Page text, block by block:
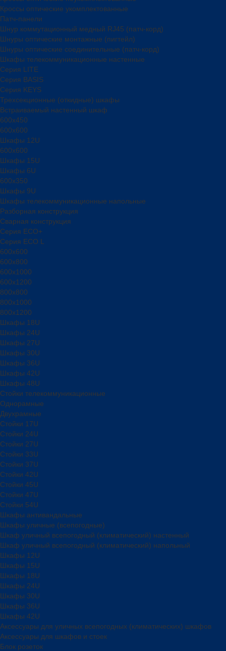
Кроссы оптические укомплектованные
Патч-панели
Шнур коммутационный медный RJ45 (патч-корд)
Шнуры оптические монтажные (пигтейл)
Шнуры оптические соединительные (патч-корд)
Шкафы телекоммуникационные настенные
Cерия LITE
Cерия BASIS
Cерия KEYS
Трехсекционные (откидные) шкафы
Встраиваемый настенный шкаф
600x450
600x600
Шкафы 12U
600x600
Шкафы 15U
Шкафы 6U
600x350
Шкафы 9U
Шкафы телекоммуникационные напольные
Разборная конструкция
Сварная конструкция
Серия ECO+
Серия ECO L
600x600
600x800
600х1000
600х1200
800x800
800х1000
800х1200
Шкафы 18U
Шкафы 24U
Шкафы 27U
Шкафы 30U
Шкафы 36U
Шкафы 42U
Шкафы 48U
Стойки телекоммуникационные
Однорамные
Двухрамные
Стойки 17U
Стойки 24U
Стойки 27U
Стойки 33U
Стойки 37U
Стойки 42U
Стойки 45U
Стойки 47U
Стойки 54U
Шкафы антивандальные
Шкафы уличные (всепогодные)
Шкаф уличный всепогодный (климатический) настенный
Шкаф уличный всепогодный (климатический) напольный
Шкафы 12U
Шкафы 15U
Шкафы 18U
Шкафы 24U
Шкафы 30U
Шкафы 36U
Шкафы 42U
Аксессуары для уличных всепогодных (климатических) шкафов
Аксессуары для шкафов и стоек
Блок розеток